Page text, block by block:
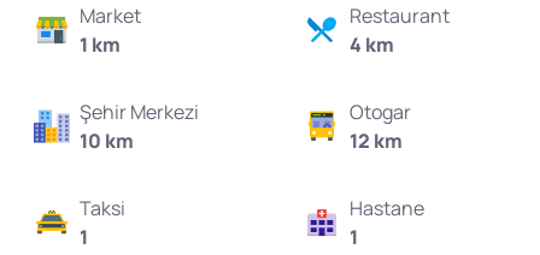
Market
1 km
Restaurant
4 km
Şehir Merkezi
10 km
Otogar
12 km
Taksi
1
Hastane
1